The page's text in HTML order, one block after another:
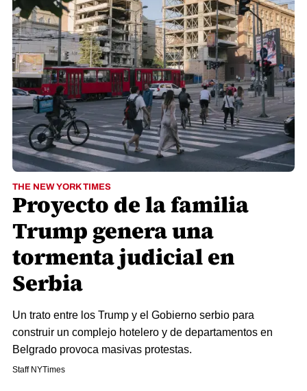
THE NEW YORK TIMES
Proyecto de la familia
Trump genera una
tormenta judicial en
Serbia
Un trato entre los Trump y el Gobierno serbio para
construir un complejo hotelero y de departamentos en
Belgrado provoca masivas protestas.
Staff NYTimes